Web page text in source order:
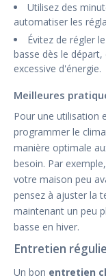
Utilisez des
automatiser les
Évitez de régler
basse dès le
excessive d'énergie.
Meilleures
Pour une utilisation
programmer le
manière optimale
besoin. Par
votre maison peu
pensez à ajuster la
maintenant un peu
basse en hiver.
Entretien
Un bon entretien